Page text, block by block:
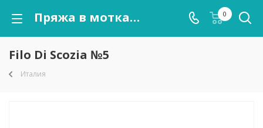
Пряжа в мотках Filo Di Scozia №5 оптом от kutnor.ru 0
Filo Di Scozia №5
Италия